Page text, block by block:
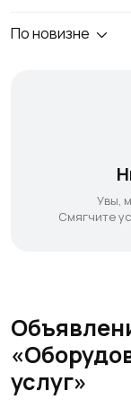
По новизне
Увы,
Смягчите
услуг»